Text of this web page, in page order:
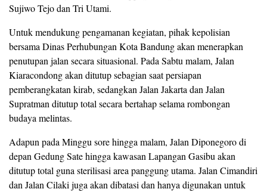
Sujiwo Tejo dan Tri Utami.
Untuk mendukung pengamanan kegiatan, pihak kepolisian
bersama Dinas Perhubungan Kota Bandung akan menerapkan
penutupan jalan secara situasional. Pada Sabtu malam, Jalan
Kiaracondong akan ditutup sebagian saat persiapan
pemberangkatan kirab, sedangkan Jalan Jakarta dan Jalan
Supratman ditutup total secara bertahap selama rombongan
budaya melintas.
Adapun pada Minggu sore hingga malam, Jalan Diponegoro di
depan Gedung Sate hingga kawasan Lapangan Gasibu akan
ditutup total guna sterilisasi area panggung utama. Jalan Cimandiri
dan Jalan Cilaki juga akan dibatasi dan hanya digunakan untuk